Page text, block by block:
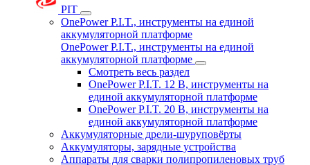
PIT
OnePower P.I.T., инструменты на единой
аккумуляторной платформе
OnePower P.I.T., инструменты на единой
аккумуляторной платформе
Смотреть весь раздел
OnePower P.I.T. 12 В, инструменты на
единой аккумуляторной платформе
OnePower P.I.T. 20 В, инструменты на
единой аккумуляторной платформе
Аккумуляторные дрели-шуруповёрты
Аккумуляторы, зарядные устройства
Аппараты для сварки полипропиленовых труб